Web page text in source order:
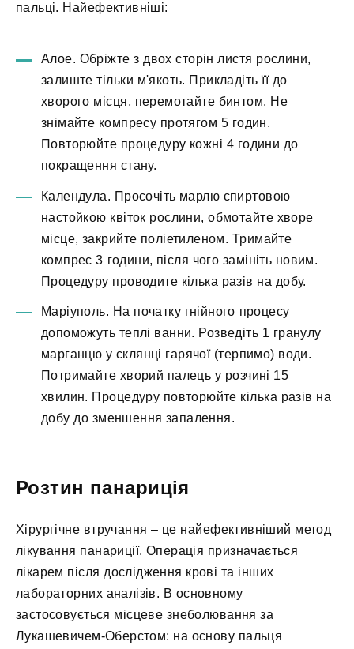
пальці. Найефективніші:
Алое. Обріжте з двох сторін листя рослини,
залиште тільки м'якоть. Прикладіть її до
хворого місця, перемотайте бинтом. Не
знімайте компресу протягом 5 годин.
Повторюйте процедуру кожні 4 години до
покращення стану.
Календула. Просочіть марлю спиртовою
настойкою квіток рослини, обмотайте хворе
місце, закрийте поліетиленом. Тримайте
компрес 3 години, після чого замініть новим.
Процедуру проводите кілька разів на добу.
Маріуполь. На початку гнійного процесу
допоможуть теплі ванни. Розведіть 1 гранулу
марганцю у склянці гарячої (терпимо) води.
Потримайте хворий палець у розчині 15
хвилин. Процедуру повторюйте кілька разів на
добу до зменшення запалення.
Розтин панариція
Хірургічне втручання – це найефективніший метод
лікування панариції. Операція призначається
лікарем після дослідження крові та інших
лабораторних аналізів. В основному
застосовується місцеве знеболювання за
Лукашевичем-Оберстом: на основу пальця